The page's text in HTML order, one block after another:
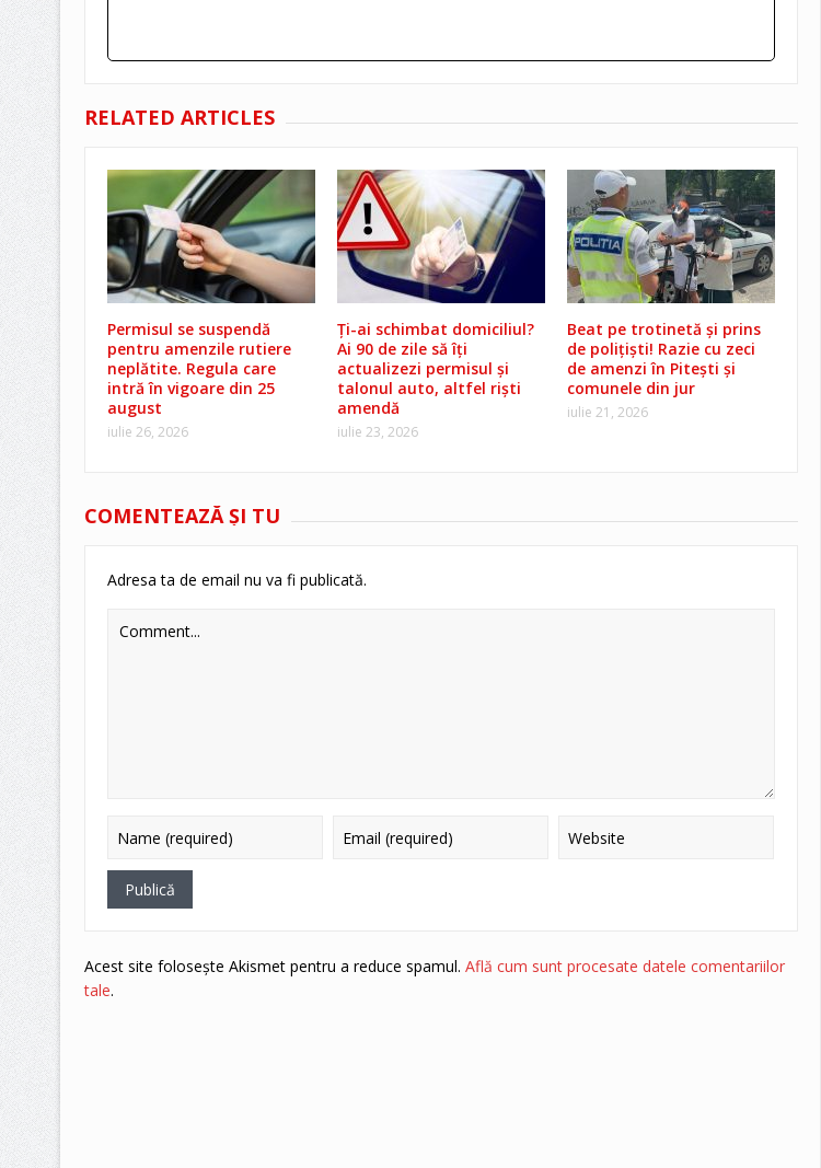
RELATED ARTICLES
Permisul se suspendă
pentru amenzile rutiere
neplătite. Regula care
intră în vigoare din 25
august
iulie 26, 2026
Ți-ai schimbat domiciliul?
Ai 90 de zile să îți
actualizezi permisul și
talonul auto, altfel riști
amendă
iulie 23, 2026
Beat pe trotinetă și prins
de polițiști! Razie cu zeci
de amenzi în Pitești și
comunele din jur
iulie 21, 2026
COMENTEAZĂ ŞI TU
Adresa ta de email nu va fi publicată.
Acest site folosește Akismet pentru a reduce spamul. Află cum sunt procesate datele comentariilor
tale.